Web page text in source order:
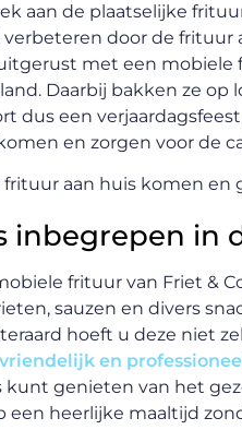
aan de plaatselijke
door de frituur
met een mobiele
Daarbij bakken ze op
dus een
en zorgen voor de
inbegrepen in
frituur van Friet &
sauzen en divers
hoeft u deze niet
en
kunt genieten van het
een heerlijke maaltijd